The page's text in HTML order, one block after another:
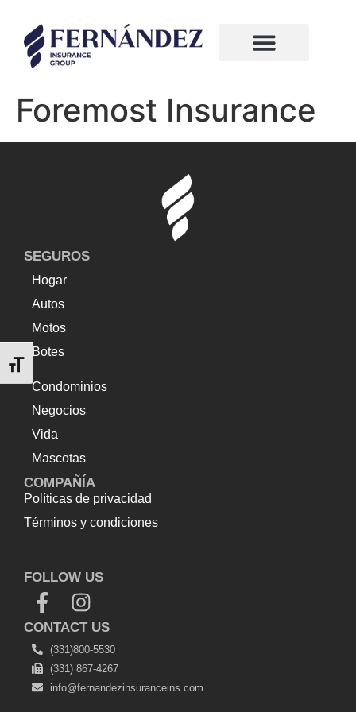
Alternar tamaño de letra
Foremost Insurance
SEGUROS
Hogar
Autos
Motos
Botes
Condominios
Negocios
Vida
Mascotas
COMPAÑÍA
Políticas de privacidad
Términos y condiciones
FOLLOW US
CONTACT US
(331)800-5530
(331) 867-4267
info@fernandezinsuranceins.com